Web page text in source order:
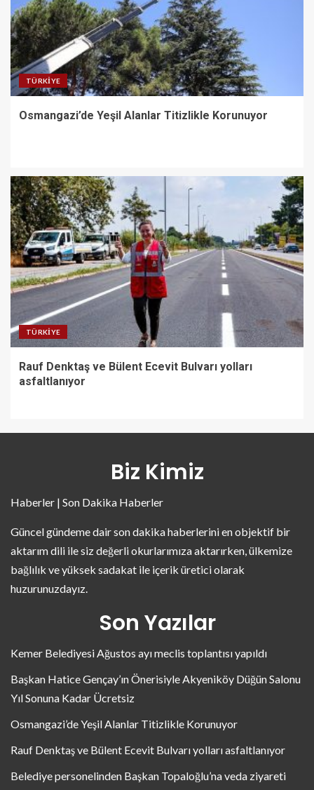
TÜRKIYE
Osmangazi’de Yeşil Alanlar Titizlikle Korunuyor
TÜRKIYE
Rauf Denktaş ve Bülent Ecevit Bulvarı yolları
asfaltlanıyor
Biz Kimiz
Haberler | Son Dakika Haberler
Güncel gündeme dair son dakika haberlerini en objektif bir
aktarım dili ile siz değerli okurlarımıza aktarırken, ülkemize
bağlılık ve yüksek sadakat ile içerik üretici olarak
huzurunuzdayız.
Son Yazılar
Kemer Belediyesi Ağustos ayı meclis toplantısı yapıldı
Başkan Hatice Gençay’ın Önerisiyle Akyeniköy Düğün Salonu
Yıl Sonuna Kadar Ücretsiz
Osmangazi’de Yeşil Alanlar Titizlikle Korunuyor
Rauf Denktaş ve Bülent Ecevit Bulvarı yolları asfaltlanıyor
Belediye personelinden Başkan Topaloğlu’na veda ziyareti